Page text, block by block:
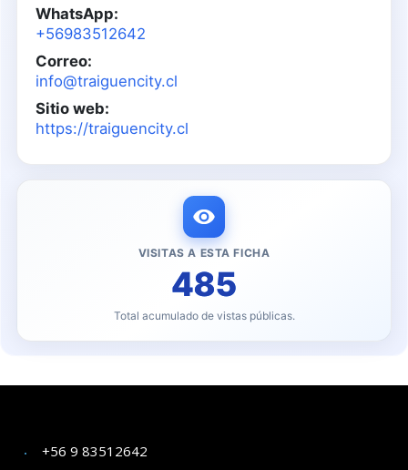
WhatsApp:
+56983512642
Correo:
info@traiguencity.cl
Sitio web:
https://traiguencity.cl
VISITAS A ESTA FICHA
485
Total acumulado de vistas públicas.
+56 9 83512642